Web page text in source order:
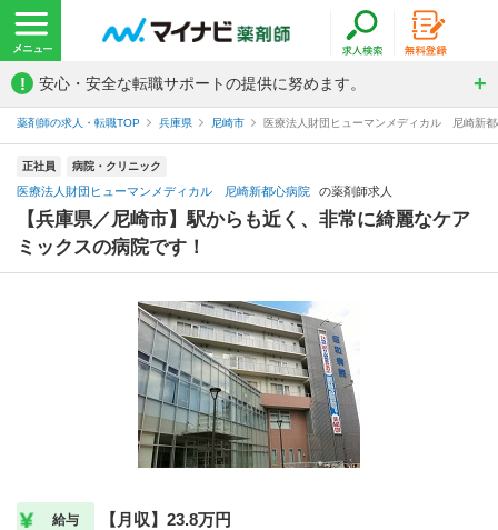
! 安心・安全な転職サポートの提供に努めます。
薬剤師の求人・転職TOP 兵庫県 尼崎市 医療法人財団ヒューマンメディカル 尼崎新
正社員 病院・クリニック
医療法人財団ヒューマンメディカル 尼崎新都心病院 の薬剤師求人
【兵庫県／尼崎市】駅からも近く、非常に綺麗なケア
ミックスの病院です！
給与 【月収】23.8万円